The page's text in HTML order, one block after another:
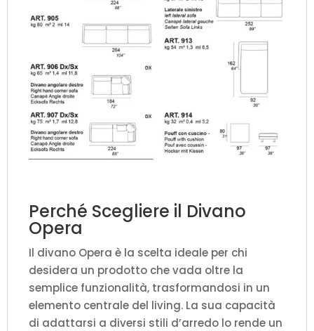
Perché Scegliere il Divano
Opera
Il divano Opera è la scelta ideale per chi
desidera un prodotto che vada oltre la
semplice funzionalità, trasformandosi in un
elemento centrale del living. La sua capacità
di adattarsi a diversi stili d’arredo lo rende un